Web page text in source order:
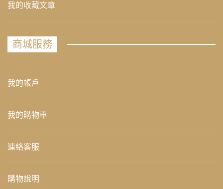
我的收藏文章
商城服務
我的帳戶
我的購物車
連絡客服
購物說明